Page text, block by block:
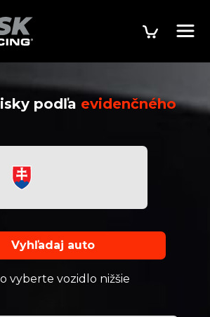
podľa evidenčného
Vyhľadaj auto
vyberte vozidlo nižšie